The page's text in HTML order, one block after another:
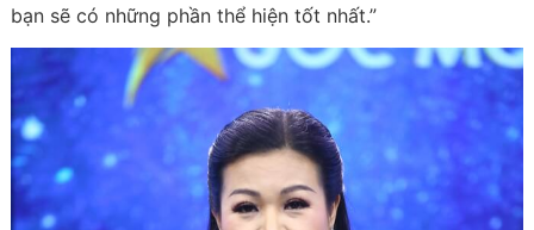
bạn sẽ có những phần thể hiện tốt nhất.”